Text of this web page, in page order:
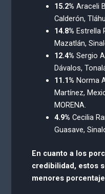
15.2% Araceli
Calderón,
14.8% Estrella
Mazatlán,
12.4% Sergio
Dávalos,
11.1% Norma
Martínez,
MORENA.
4.9% Cecilia
Guasave,
En cuanto a los
credibilidad, estos
menores